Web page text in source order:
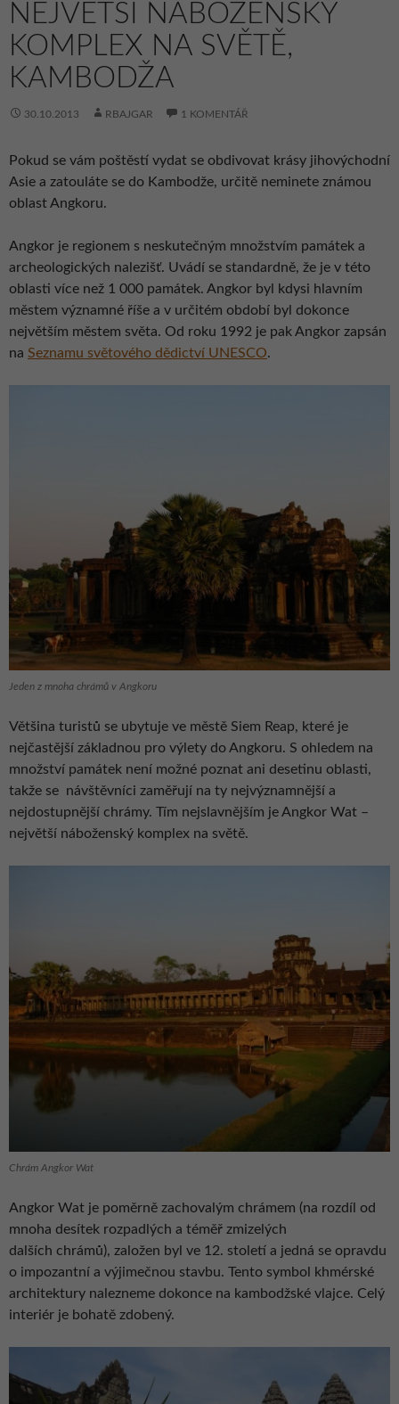
NEJVĚTŠÍ NÁBOŽENSKÝ
KOMPLEX NA SVĚTĚ,
KAMBODŽA
30.10.2013 RBAJGAR 1 KOMENTÁŘ
Pokud se vám poštěstí vydat se obdivovat krásy jihovýchodní
Asie a zatouláte se do Kambodže, určitě neminete známou
oblast Angkoru.
Angkor je regionem s neskutečným množstvím památek a
archeologických nalezišť. Uvádí se standardně, že je v této
oblasti více než 1 000 památek. Angkor byl kdysi hlavním
městem významné říše a v určitém období byl dokonce
největším městem světa. Od roku 1992 je pak Angkor zapsán
na Seznamu světového dědictví UNESCO.
Jeden z mnoha chrámů v Angkoru
Většina turistů se ubytuje ve městě Siem Reap, které je
nejčastější základnou pro výlety do Angkoru. S ohledem na
množství památek není možné poznat ani desetinu oblasti,
takže se návštěvníci zaměřují na ty nejvýznamnější a
nejdostupnější chrámy. Tím nejslavnějším je Angkor Wat –
největší náboženský komplex na světě.
Chrám Angkor Wat
Angkor Wat je poměrně zachovalým chrámem (na rozdíl od
mnoha desítek rozpadlých a téměř zmizelých
dalších chrámů), založen byl ve 12. století a jedná se opravdu
o impozantní a výjimečnou stavbu. Tento symbol khmérské
architektury nalezneme dokonce na kambodžské vlajce. Celý
interiér je bohatě zdobený.